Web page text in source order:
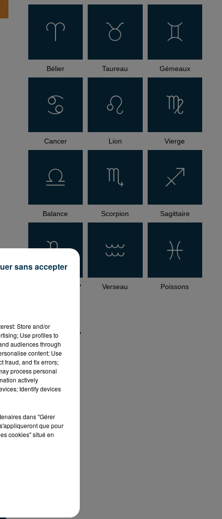
Bélier Taureau Gémeaux
Cancer Lion Vierge
Balance Scorpion Sagittaire
Verseau Poissons
Store and/or
Use profiles to
audiences through
content; Use
fraud, and fix errors;
process personal
actively
Identify devices
dans "Gérer
que pour
cookies" situé en
sans accepter